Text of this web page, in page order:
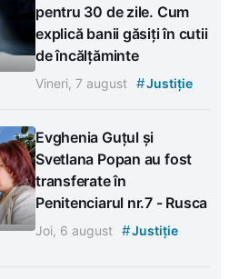
pentru 30 de zile. Cum
explică banii găsiți în cutii
de încălțăminte
Vineri, 7 august #Justiție
Evghenia Guțul și
Svetlana Popan au fost
transferate în
Penitenciarul nr.7 - Rusca
Joi, 6 august #Justiție